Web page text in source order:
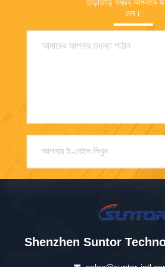
তাড়াতাড়ি সম্ভব আপনাকে
দেব।
Shenzhen Suntor